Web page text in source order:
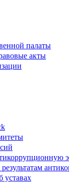
палаты
акты
уставах